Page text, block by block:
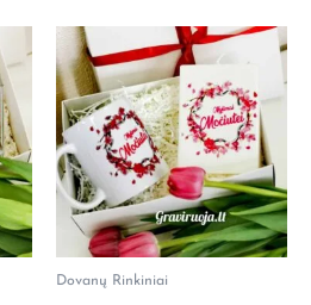
Dovanų Rinkiniai